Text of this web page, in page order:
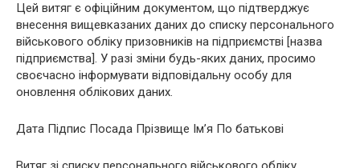
Цей витяг є офіційним документом, що підтверджує
внесення вищевказаних даних до списку персонального
військового обліку призовників на підприємстві [назва
підприємства]. У разі зміни будь-яких даних, просимо
своєчасно інформувати відповідальну особу для
оновлення облікових даних.
Дата Підпис Посада Прізвище Ім’я По батькові